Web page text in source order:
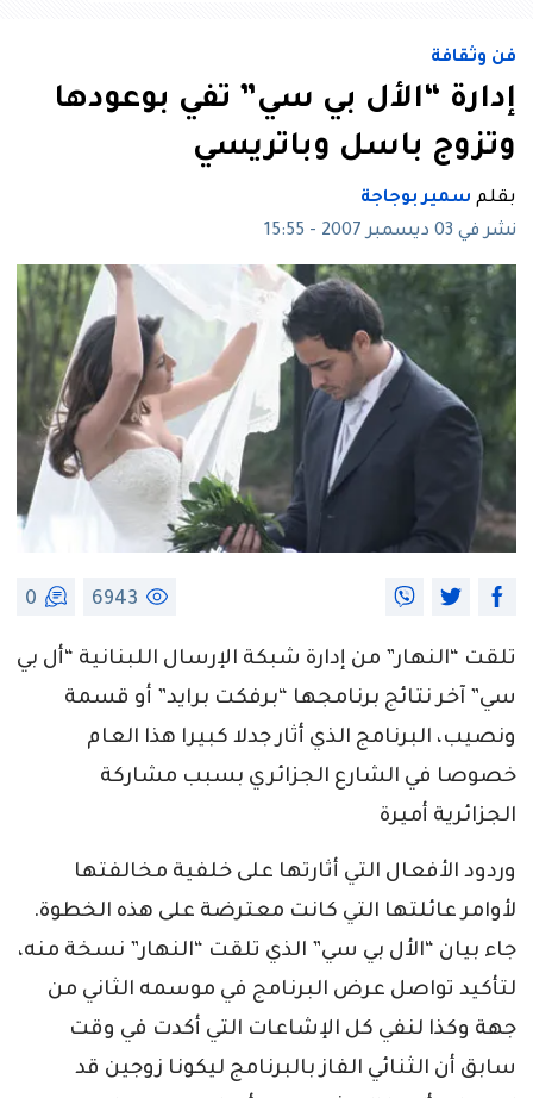
فن وثقافة
إدارة “الأل بي سي” تفي بوعودها
وتزوج باسل وباتريسي
بقلم سمير بوجاجة
نشر في 03 ديسمبر 2007 - 15:55
6943
0
تلقت “النهار” من إدارة شبكة الإرسال اللبنانية “أل بي
سي” آخر نتائج برنامجها “برفكت برايد” أو قسمة
ونصيب، البرنامج الذي أثار جدلا كبيرا هذا العام
خصوصا في الشارع الجزائري بسبب مشاركة
الجزائرية أميرة
وردود الأفعال التي أثارتها على خلفية مخالفتها
لأوامر عائلتها التي كانت معترضة على هذه الخطوة.
جاء بيان “الأل بي سي” الذي تلقت “النهار” نسخة منه،
لتأكيد تواصل عرض البرنامج في موسمه الثاني من
جهة وكذا لنفي كل الإشاعات التي أكدت في وقت
سابق أن الثنائي الفاز بالبرنامج ليكونا زوجين قد